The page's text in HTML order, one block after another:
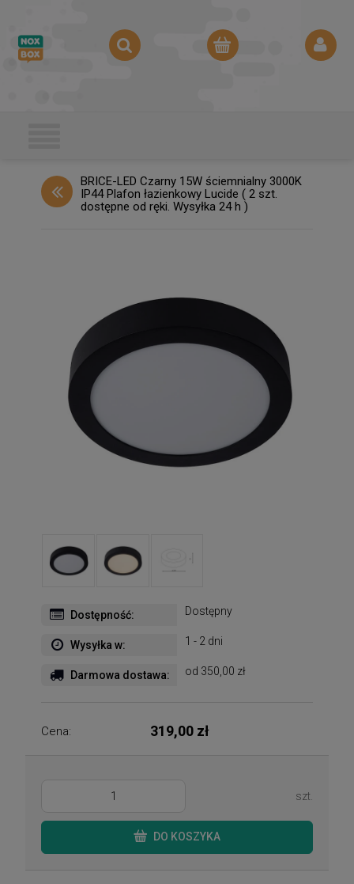
BRICE-LED Czarny 15W ściemnialny 3000K
IP44 Plafon łazienkowy Lucide ( 2 szt.
dostępne od ręki. Wysyłka 24 h )
Dostępność: Dostępny
Wysyłka w: 1 - 2 dni
Darmowa dostawa: od 350,00 zł
Cena: 319,00 zł
szt.
DO KOSZYKA